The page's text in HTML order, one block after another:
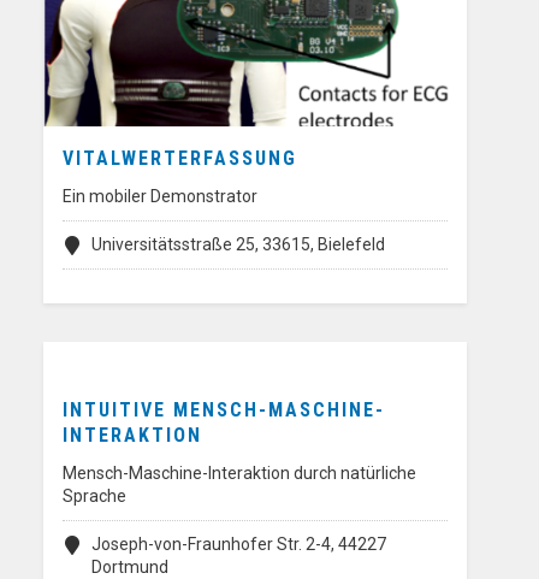
VITALWERTERFASSUNG
Ein mobiler Demonstrator
Universitätsstraße 25, 33615, Bielefeld
INTUITIVE MENSCH-MASCHINE-
INTERAKTION
Mensch-Maschine-Interaktion durch natürliche
Sprache
Joseph-von-Fraunhofer Str. 2-4, 44227
Dortmund